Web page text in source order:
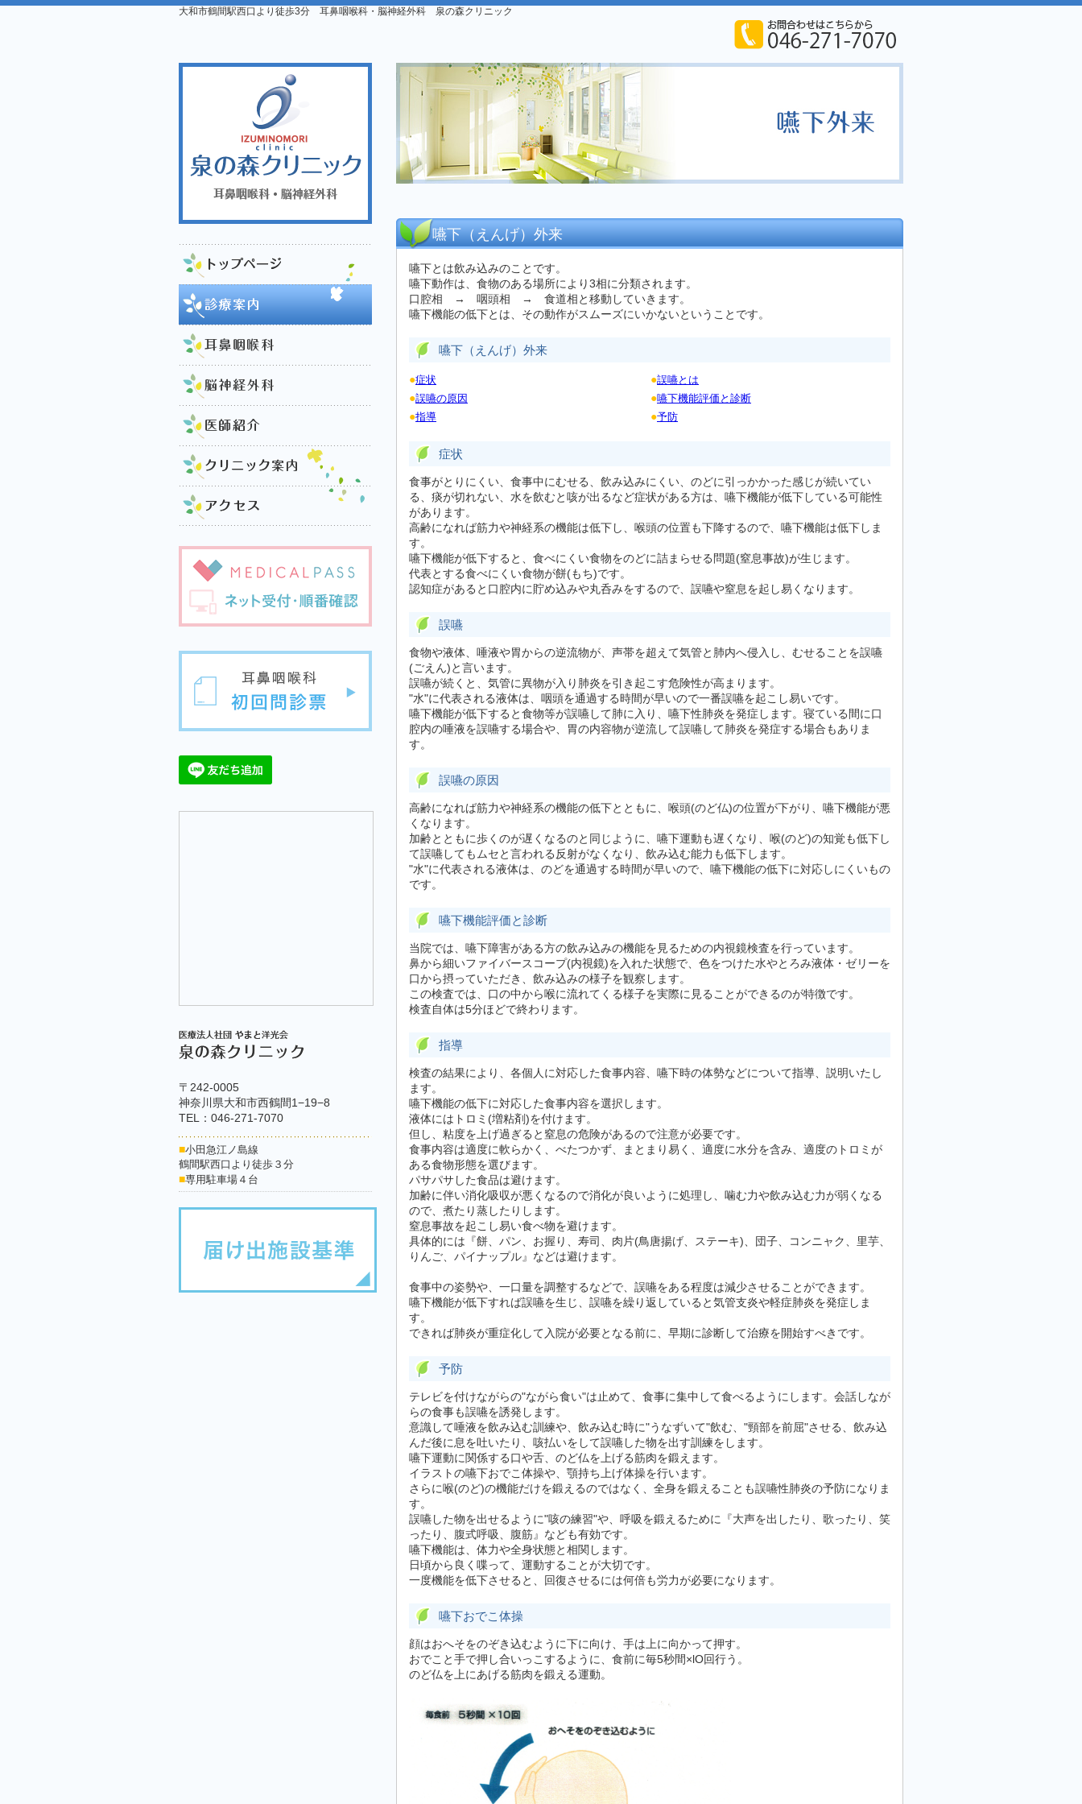
大和市鶴間駅西口より徒歩3分 耳鼻咽喉科・脳神経外科 泉の森クリニック
〒242-0005
神奈川県大和市西鶴間1−19−8
TEL：046-271-7070
■小田急江ノ島線
鶴間駅西口より徒歩３分
■専用駐車場４台
嚥下（えんげ）外来
嚥下とは飲み込みのことです。
嚥下動作は、食物のある場所により3相に分類されます。
口腔相 → 咽頭相 → 食道相と移動していきます。
嚥下機能の低下とは、その動作がスムーズにいかないということです。
嚥下（えんげ）外来
●症状 ●誤嚥とは
●誤嚥の原因 ●嚥下機能評価と診断
●指導 ●予防
症状
食事がとりにくい、食事中にむせる、飲み込みにくい、のどに引っかかった感じが続いてい
る、痰が切れない、水を飲むと咳が出るなど症状がある方は、嚥下機能が低下している可能性
があります。
高齢になれば筋力や神経系の機能は低下し、喉頭の位置も下降するので、嚥下機能は低下しま
す。
嚥下機能が低下すると、食べにくい食物をのどに詰まらせる問題(窒息事故)が生じます。
代表とする食べにくい食物が餅(もち)です。
認知症があると口腔内に貯め込みや丸呑みをするので、誤嚥や窒息を起し易くなります。
誤嚥
食物や液体、唾液や胃からの逆流物が、声帯を超えて気管と肺内へ侵入し、むせることを誤嚥
(ごえん)と言います。
誤嚥が続くと、気管に異物が入り肺炎を引き起こす危険性が高まります。
"水"に代表される液体は、咽頭を通過する時間が早いので一番誤嚥を起こし易いです。
嚥下機能が低下すると食物等が誤嚥して肺に入り、嚥下性肺炎を発症します。寝ている間に口
腔内の唾液を誤嚥する場合や、胃の内容物が逆流して誤嚥して肺炎を発症する場合もありま
す。
誤嚥の原因
高齢になれば筋力や神経系の機能の低下とともに、喉頭(のど仏)の位置が下がり、嚥下機能が悪
くなります。
加齢とともに歩くのが遅くなるのと同じように、嚥下運動も遅くなり、喉(のど)の知覚も低下し
て誤嚥してもムセと言われる反射がなくなり、飲み込む能力も低下します。
"水"に代表される液体は、のどを通過する時間が早いので、嚥下機能の低下に対応しにくいもの
です。
嚥下機能評価と診断
当院では、嚥下障害がある方の飲み込みの機能を見るための内視鏡検査を行っています。
鼻から細いファイバースコープ(内視鏡)を入れた状態で、色をつけた水やとろみ液体・ゼリーを
口から摂っていただき、飲み込みの様子を観察します。
この検査では、口の中から喉に流れてくる様子を実際に見ることができるのが特徴です。
検査自体は5分ほどで終わります。
指導
検査の結果により、各個人に対応した食事内容、嚥下時の体勢などについて指導、説明いたし
ます。
嚥下機能の低下に対応した食事内容を選択します。
液体にはトロミ(増粘剤)を付けます。
但し、粘度を上げ過ぎると窒息の危険があるので注意が必要です。
食事内容は適度に軟らかく、べたつかず、まとまり易く、適度に水分を含み、適度のトロミが
ある食物形態を選びます。
パサパサした食品は避けます。
加齢に伴い消化吸収が悪くなるので消化が良いように処理し、噛む力や飲み込む力が弱くなる
ので、煮たり蒸したりします。
窒息事故を起こし易い食べ物を避けます。
具体的には『餅、パン、お握り、寿司、肉片(鳥唐揚げ、ステーキ)、団子、コンニャク、里芋、
りんご、パイナップル』などは避けます。
食事中の姿勢や、一口量を調整するなどで、誤嚥をある程度は減少させることができます。
嚥下機能が低下すれば誤嚥を生じ、誤嚥を繰り返していると気管支炎や軽症肺炎を発症しま
す。
できれば肺炎が重症化して入院が必要となる前に、早期に診断して治療を開始すべきです。
予防
テレビを付けながらの"ながら食い"は止めて、食事に集中して食べるようにします。会話しなが
らの食事も誤嚥を誘発します。
意識して唾液を飲み込む訓練や、飲み込む時に"うなずいて"飲む、"頸部を前屈"させる、飲み込
んだ後に息を吐いたり、咳払いをして誤嚥した物を出す訓練をします。
嚥下運動に関係する口や舌、のど仏を上げる筋肉を鍛えます。
イラストの嚥下おでこ体操や、顎持ち上げ体操を行います。
さらに喉(のど)の機能だけを鍛えるのではなく、全身を鍛えることも誤嚥性肺炎の予防になりま
す。
誤嚥した物を出せるように"咳の練習"や、呼吸を鍛えるために『大声を出したり、歌ったり、笑
ったり、腹式呼吸、腹筋』なども有効です。
嚥下機能は、体力や全身状態と相関します。
日頃から良く喋って、運動することが大切です。
一度機能を低下させると、回復させるには何倍も労力が必要になります。
嚥下おでこ体操
顔はおへそをのぞき込むように下に向け、手は上に向かって押す。
おでこと手で押し合いっこするように、食前に毎5秒間×lO回行う。
のど仏を上にあげる筋肉を鍛える運動。